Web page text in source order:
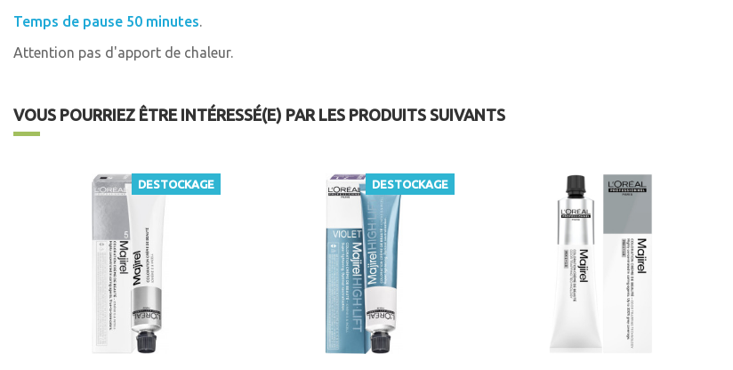
Temps de pause 50 minutes.
Attention pas d'apport de chaleur.
VOUS POURRIEZ ÊTRE INTÉRESSÉ(E) PAR LES PRODUITS SUIVANTS
DESTOCKAGE DESTOCKAGE